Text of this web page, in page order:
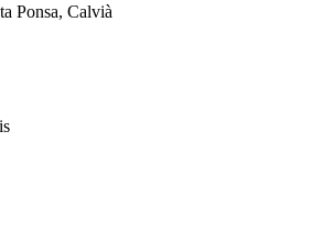
Ponsa, Calvià